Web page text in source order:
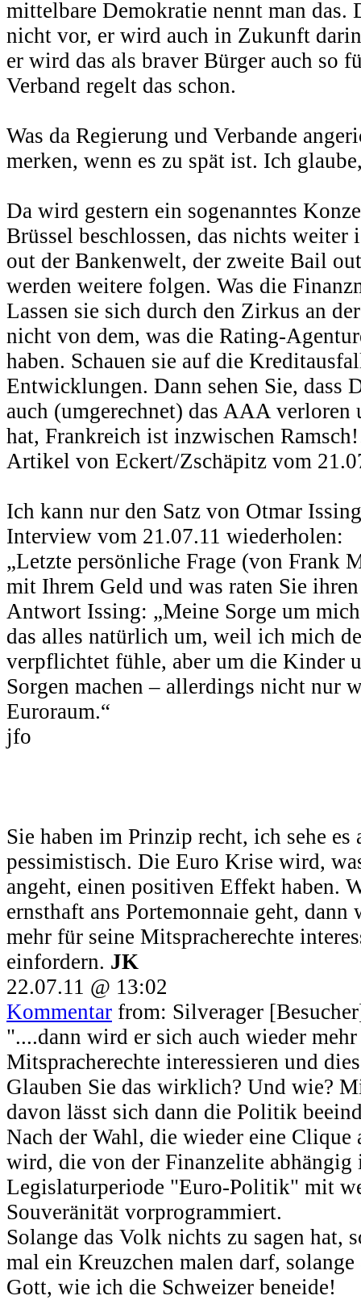
mittelbare Demokratie nennt man das.
nicht vor, er wird auch in Zukunft
er wird das als braver Bürger auch so
Verband regelt das schon.
Was da Regierung und Verbande
merken, wenn es zu spät ist. Ich
Da wird gestern ein sogenanntes
Brüssel beschlossen, das nichts
out der Bankenwelt, der zweite Bail
werden weitere folgen. Was die
Lassen sie sich durch den Zirkus an
nicht von dem, was die Rating-
haben. Schauen sie auf die
Entwicklungen. Dann sehen Sie, dass
auch (umgerechnet) das AAA verloren
hat, Frankreich ist inzwischen
Artikel von Eckert/Zschäpitz vom
Ich kann nur den Satz von Otmar
Interview vom 21.07.11 wiederholen:
„Letzte persönliche Frage (von Frank
mit Ihrem Geld und was raten Sie
Antwort Issing: „Meine Sorge um
das alles natürlich um, weil ich mich
verpflichtet fühle, aber um die Kinder
Sorgen machen – allerdings nicht nur
Euroraum.“
jfo
Sie haben im Prinzip recht, ich sehe es
pessimistisch. Die Euro Krise wird,
angeht, einen positiven Effekt haben.
ernsthaft ans Portemonnaie geht,
mehr für seine Mitspracherechte
einfordern. JK
22.07.11 @ 13:02
Kommentar from: Silverager
"....dann wird er sich auch wieder
Mitspracherechte interessieren und
Glauben Sie das wirklich? Und wie?
davon lässt sich dann die Politik
Nach der Wahl, die wieder eine Clique
wird, die von der Finanzelite
Legislaturperiode "Euro-Politik" mit
Souveränität vorprogrammiert.
Solange das Volk nichts zu sagen hat,
mal ein Kreuzchen malen darf,
Gott, wie ich die Schweizer beneide!